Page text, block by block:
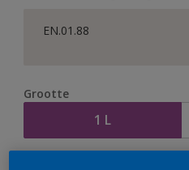
EN.01.88
Grootte
1 L